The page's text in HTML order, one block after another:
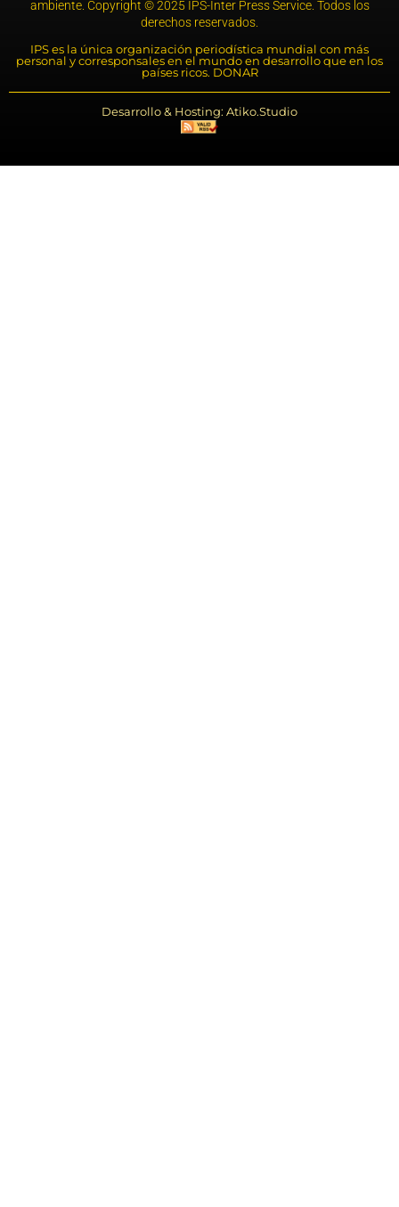
ambiente. Copyright © 2025 IPS-Inter Press Service. Todos los
derechos reservados.
IPS es la única organización periodística mundial con más
personal y corresponsales en el mundo en desarrollo que en los
países ricos. DONAR
Desarrollo & Hosting: Atiko.Studio